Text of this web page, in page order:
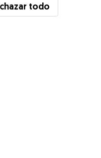
Gudog? Ver más
todo